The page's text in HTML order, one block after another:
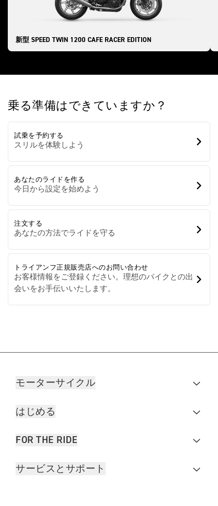
新型 SPEED TWIN 1200 CAFE RACER EDITION
乗る準備はできていますか？
試乗を予約する
スリルを体験しよう
あなたのライドを作る
今日から設定を始めよう
注文する
あなたの方法でライドを守る
トライアンフ正規販売店へのお問い合わせ
お客様情報をご登録ください。理想のバイクとの出
会いをお手伝いいたします。
モーターサイクル
はじめる
FOR THE RIDE
サービスとサポート